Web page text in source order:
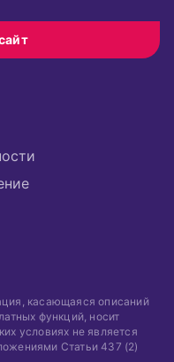
касающаяся описаний
функций, носит
условиях не является
Статьи 437 (2)